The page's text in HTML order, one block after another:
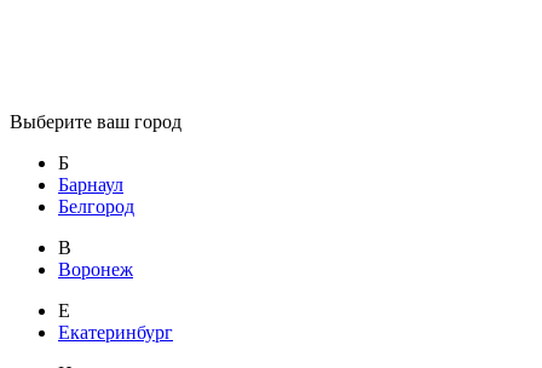
Выберите ваш город
Б
Барнаул
Белгород
В
Воронеж
Е
Екатеринбург